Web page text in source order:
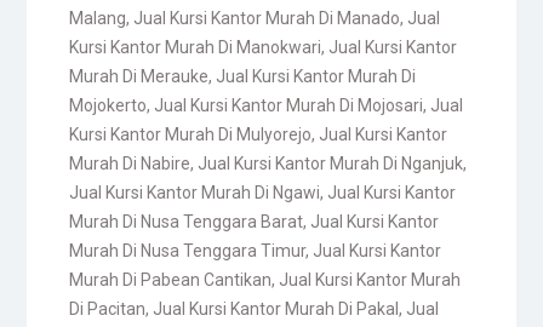
Malang, Jual Kursi Kantor Murah Di Manado, Jual
Kursi Kantor Murah Di Manokwari, Jual Kursi Kantor
Murah Di Merauke, Jual Kursi Kantor Murah Di
Mojokerto, Jual Kursi Kantor Murah Di Mojosari, Jual
Kursi Kantor Murah Di Mulyorejo, Jual Kursi Kantor
Murah Di Nabire, Jual Kursi Kantor Murah Di Nganjuk,
Jual Kursi Kantor Murah Di Ngawi, Jual Kursi Kantor
Murah Di Nusa Tenggara Barat, Jual Kursi Kantor
Murah Di Nusa Tenggara Timur, Jual Kursi Kantor
Murah Di Pabean Cantikan, Jual Kursi Kantor Murah
Di Pacitan, Jual Kursi Kantor Murah Di Pakal , Jual